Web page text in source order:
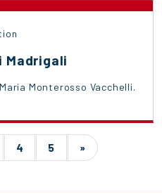
Madrigali
Monterosso Vacchelli.
4 5 »